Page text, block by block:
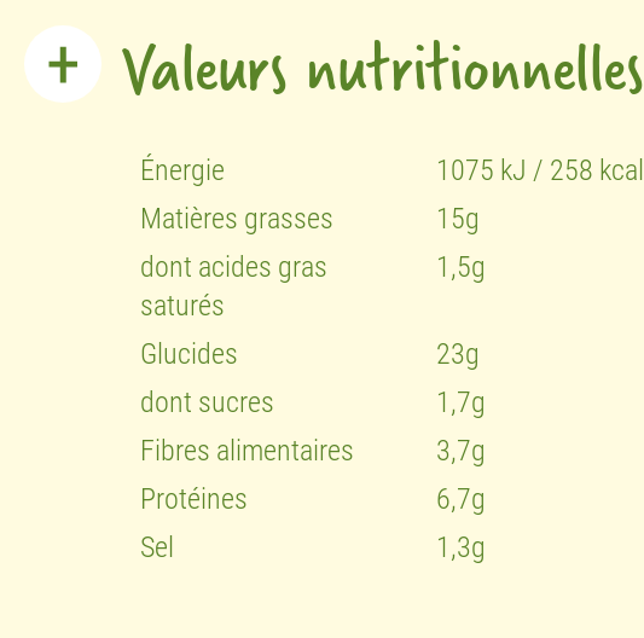
Valeurs nutritionnelles
Énergie
1075 kJ / 258 kcal
Matières grasses
15g
dont acides gras
saturés
1,5g
Glucides
23g
dont sucres
1,7g
Fibres alimentaires
3,7g
Protéines
6,7g
Sel
1,3g